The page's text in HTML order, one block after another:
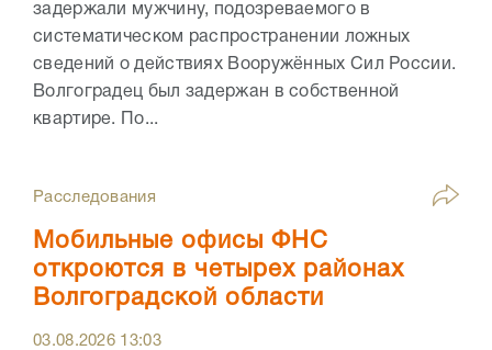
задержали мужчину, подозреваемого в
систематическом распространении ложных
сведений о действиях Вооружённых Сил России.
Волгоградец был задержан в собственной
квартире. По...
Расследования
Мобильные офисы ФНС
откроются в четырех районах
Волгоградской области
03.08.2026 13:03